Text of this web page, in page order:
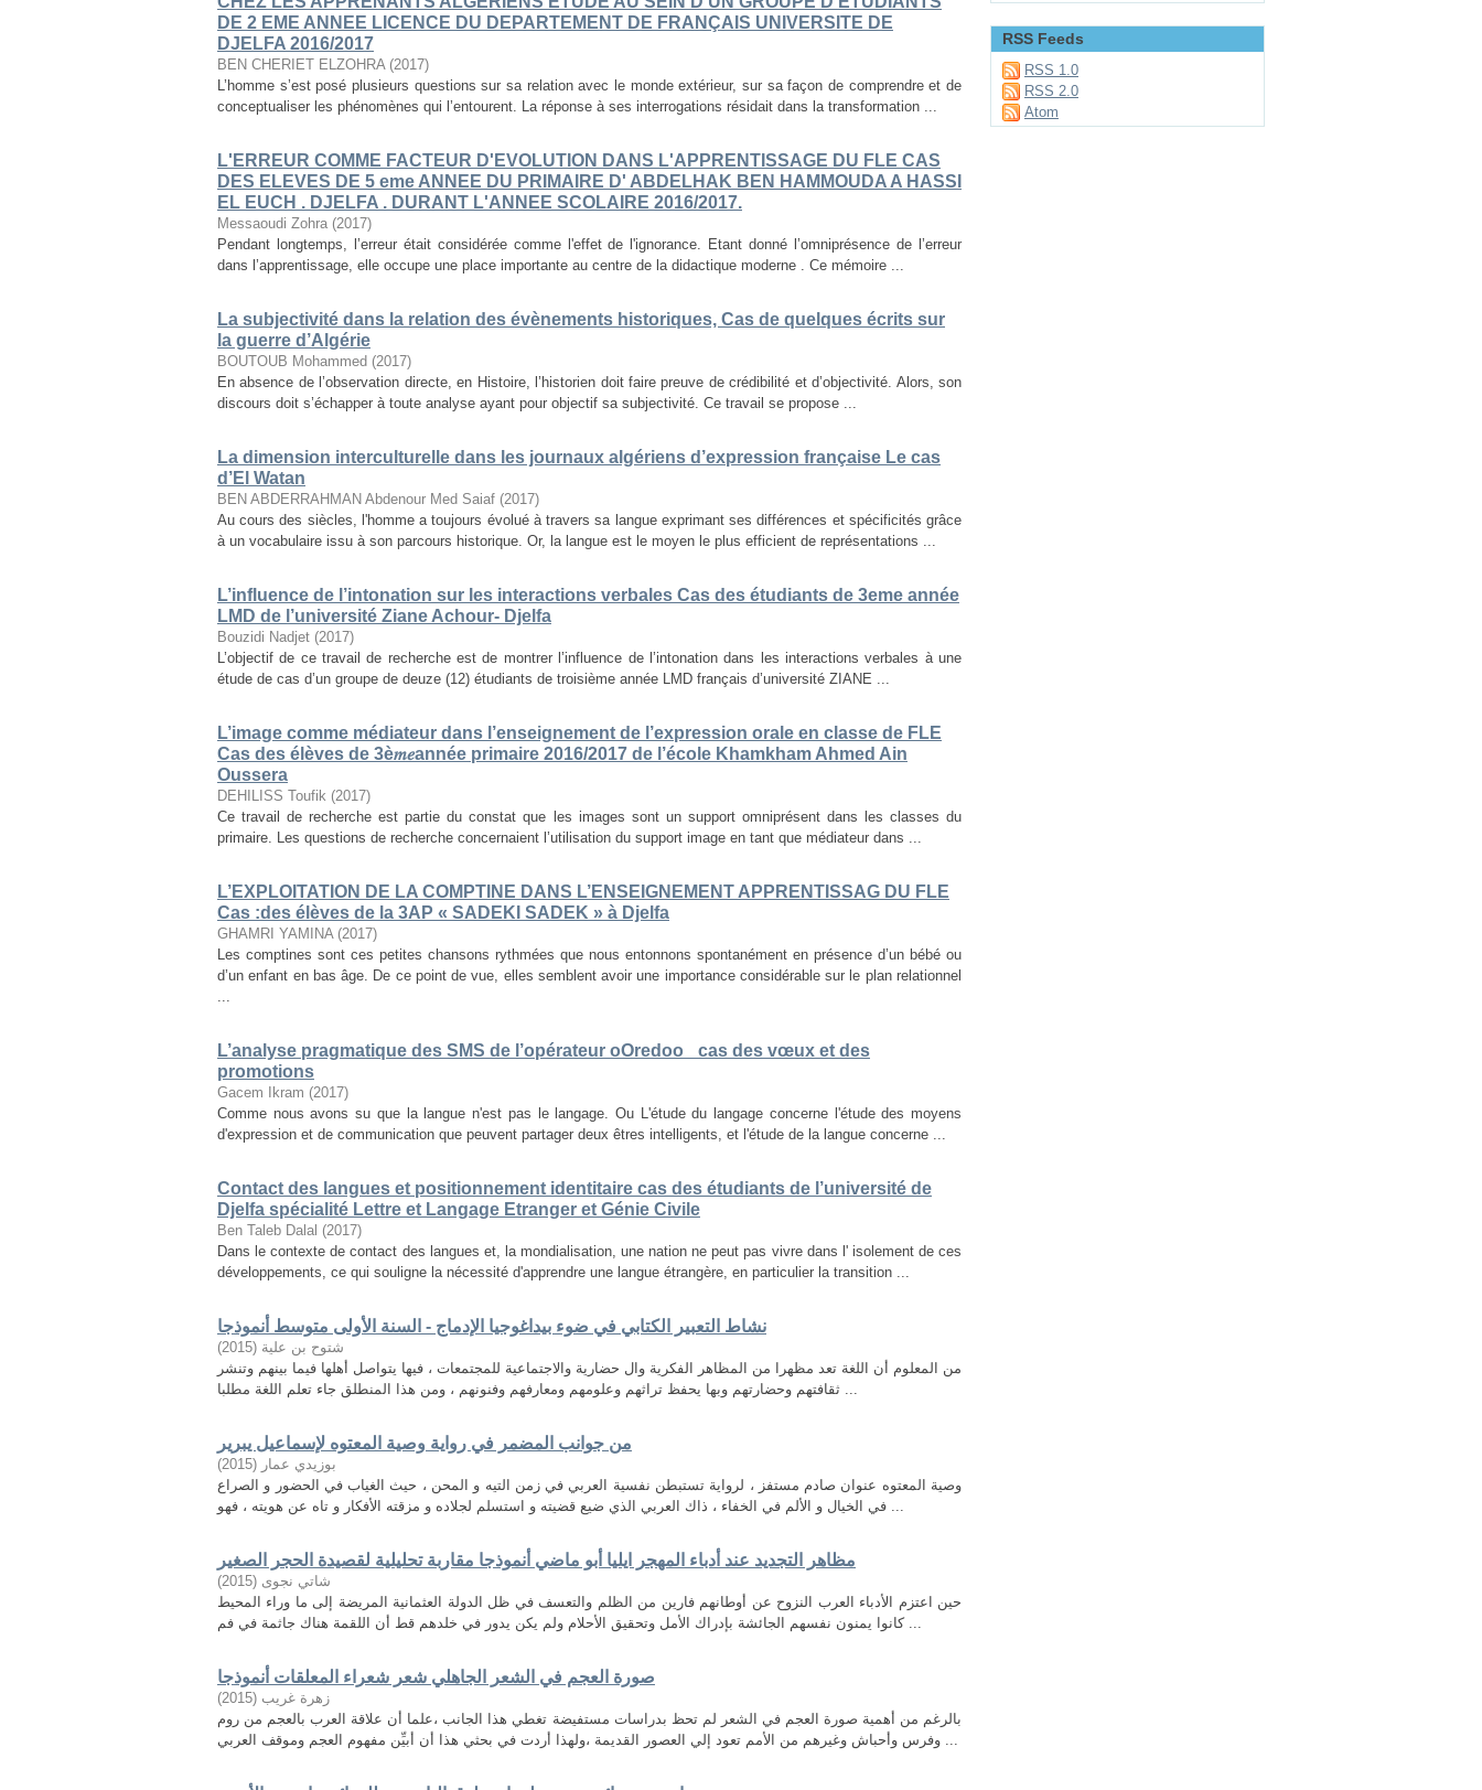
DE 2 EME ANNEE LICENCE DU DEPARTEMENT DE FRANÇAIS UNIVERSITE DE
DJELFA 2016/2017
BEN CHERIET ELZOHRA (2017)
L’homme s’est posé plusieurs questions sur sa relation avec le monde extérieur, sur sa façon de comprendre et de
conceptualiser les phénomènes qui l’entourent. La réponse à ses interrogations résidait dans la transformation ...
L'ERREUR COMME FACTEUR D'EVOLUTION DANS L'APPRENTISSAGE DU FLE CAS
DES ELEVES DE 5 eme ANNEE DU PRIMAIRE D' ABDELHAK BEN HAMMOUDA A HASSI
EL EUCH . DJELFA . DURANT L'ANNEE SCOLAIRE 2016/2017.
Messaoudi Zohra (2017)
Pendant longtemps, l’erreur était considérée comme l'effet de l'ignorance. Etant donné l’omniprésence de l’erreur
dans l’apprentissage, elle occupe une place importante au centre de la didactique moderne . Ce mémoire ...
La subjectivité dans la relation des évènements historiques, Cas de quelques écrits sur
la guerre d’Algérie
BOUTOUB Mohammed (2017)
En absence de l’observation directe, en Histoire, l’historien doit faire preuve de crédibilité et d’objectivité. Alors, son
discours doit s’échapper à toute analyse ayant pour objectif sa subjectivité. Ce travail se propose ...
La dimension interculturelle dans les journaux algériens d’expression française Le cas
d’El Watan
BEN ABDERRAHMAN Abdenour Med Saiaf (2017)
Au cours des siècles, l'homme a toujours évolué à travers sa langue exprimant ses différences et spécificités grâce
à un vocabulaire issu à son parcours historique. Or, la langue est le moyen le plus efficient de représentations ...
L’influence de l’intonation sur les interactions verbales Cas des étudiants de 3eme année
LMD de l’université Ziane Achour- Djelfa
Bouzidi Nadjet (2017)
L’objectif de ce travail de recherche est de montrer l’influence de l’intonation dans les interactions verbales à une
étude de cas d’un groupe de deuze (12) étudiants de troisième année LMD français d’université ZIANE ...
L’image comme médiateur dans l’enseignement de l’expression orale en classe de FLE
Cas des élèves de 3è𝑚𝑒année primaire 2016/2017 de l’école Khamkham Ahmed Ain
Oussera
DEHILISS Toufik (2017)
Ce travail de recherche est partie du constat que les images sont un support omniprésent dans les classes du
primaire. Les questions de recherche concernaient l’utilisation du support image en tant que médiateur dans ...
L’EXPLOITATION DE LA COMPTINE DANS L’ENSEIGNEMENT APPRENTISSAG DU FLE
Cas :des élèves de la 3AP « SADEKI SADEK » à Djelfa
GHAMRI YAMINA (2017)
Les comptines sont ces petites chansons rythmées que nous entonnons spontanément en présence d’un bébé ou
d’un enfant en bas âge. De ce point de vue, elles semblent avoir une importance considérable sur le plan relationnel
...
L’analyse pragmatique des SMS de l’opérateur oOredoo _cas des vœux et des
promotions
Gacem Ikram (2017)
Comme nous avons su que la langue n'est pas le langage. Ou L'étude du langage concerne l'étude des moyens
d'expression et de communication que peuvent partager deux êtres intelligents, et l'étude de la langue concerne ...
Contact des langues et positionnement identitaire cas des étudiants de l’université de
Djelfa spécialité Lettre et Langage Etranger et Génie Civile
Ben Taleb Dalal (2017)
Dans le contexte de contact des langues et, la mondialisation, une nation ne peut pas vivre dans l' isolement de ces
développements, ce qui souligne la nécessité d'apprendre une langue étrangère, en particulier la transition ...
نشاط التعبیر الكتابي في ضوء بیداغوجیا الإدماج - السنة الأولى متوسط أنموذجا
شتوح بن علیة (
2015
)
من المعلوم أن اللغة تعد مظهرا من المظاهر الفكرية وال حضارية والاجتماعية للمجتمعات ، فيها يتواصل أهلها فيما بينهم وتنشر
ثقافتهم وحضارتهم وبها يحفظ تراثهم وعلومهم ومعارفهم وفنونهم ، ومن هذا المنطلق جاء تعلم اللغة مطلبا ...
من جوانب المضمر في رواية وصية المعتوه لإسماعيل يبرير
بوزيدي عمار (
2015
)
وصية المعتوه عنوان صادم مستفز ، لرواية تستبطن نفسية العربي في زمن التيه و المحن ، حيث الغياب في الحضور و الصراع
في الخيال و الألم في الخفاء ، ذاك العربي الذي ضيع قضيته و استسلم لجلاده و مزقته الأفكار و تاه عن هويته ، فهو ...
مظاهر التجديد عند أدباء المهجر ايليا أبو ماضي أنموذجا مقاربة تحليلية لقصيدة الحجر الصغير
شاتي نجوى (
2015
)
حين اعتزم الأدباء العرب النزوح عن أوطانهم فارين من الظلم والتعسف في ظل الدولة العثمانية المريضة إلى ما وراء المحيط
كانوا يمنون نفسهم الجائشة بإدراك الأمل وتحقيق الأحلام ولم يكن يدور في خلدهم قط أن اللقمة هناك جاثمة في فم ...
صورة العجم في الشعر الجاهلي شعر شعراء المعلقات أنموذجا
زهرة غريب (
2015
)
بالرغم من أهمية صورة العجم في الشعر لم تحظ بدراسات مستفيضة تغطي هذا الجانب ،علما أن علاقة العرب بالعجم من روم
وفرس وأحباش وغيرهم من الأمم تعود إلي العصور القديمة ،ولهذا أردت في بحثي هذا أن أبيِّن مفهوم العجم وموقف العربي ...
RSS Feeds
RSS 1.0
RSS 2.0
Atom